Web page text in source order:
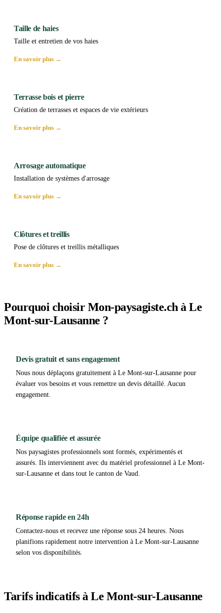
Taille de haies
Taille et entretien de vos haies
En savoir plus →
Terrasse bois et pierre
Création de terrasses et espaces de vie extérieurs
En savoir plus →
Arrosage automatique
Installation de systèmes d'arrosage
En savoir plus →
Clôtures et treillis
Pose de clôtures et treillis métalliques
En savoir plus →
Pourquoi choisir Mon-paysagiste.ch à Le
Mont-sur-Lausanne ?
Devis gratuit et sans engagement
Nous nous déplaçons gratuitement à Le Mont-sur-Lausanne pour
évaluer vos besoins et vous remettre un devis détaillé. Aucun
engagement.
Équipe qualifiée et assurée
Nos paysagistes professionnels sont formés, expérimentés et
assurés. Ils interviennent avec du matériel professionnel à Le Mont-
sur-Lausanne et dans tout le canton de Vaud.
Réponse rapide en 24h
Contactez-nous et recevez une réponse sous 24 heures. Nous
planifions rapidement notre intervention à Le Mont-sur-Lausanne
selon vos disponibilités.
Tarifs indicatifs à Le Mont-sur-Lausanne